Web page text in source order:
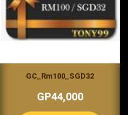
GC_Rm100_SGD32
GP44,000